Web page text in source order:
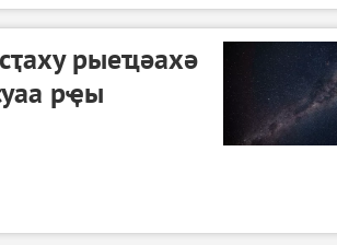
рыеҵәахә
рҿы